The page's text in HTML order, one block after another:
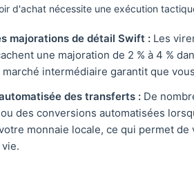
d'achat nécessite une exécution
majorations de détail Swift : Les
une majoration de 2 % à 4 %
intermédiaire garantit que
des transferts : De
des conversions automatisées
monnaie locale, ce qui permet